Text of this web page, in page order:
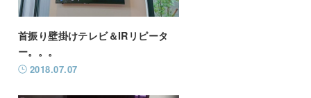
首振り壁掛けテレビ＆IRリピータ
ー。。。
2018.07.07